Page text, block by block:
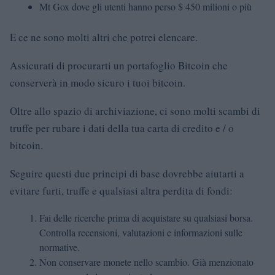
Mt Gox dove gli utenti hanno perso $ 450 milioni o più
E ce ne sono molti altri che potrei elencare.
Assicurati di procurarti un portafoglio Bitcoin che
conserverà in modo sicuro i tuoi bitcoin.
Oltre allo spazio di archiviazione, ci sono molti scambi di
truffe per rubare i dati della tua carta di credito e / o
bitcoin.
Seguire questi due principi di base dovrebbe aiutarti a
evitare furti, truffe e qualsiasi altra perdita di fondi:
Fai delle ricerche prima di acquistare su qualsiasi borsa.
Controlla recensioni, valutazioni e informazioni sulle
normative.
Non conservare monete nello scambio. Già menzionato